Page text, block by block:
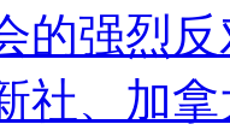
的强烈
社、加